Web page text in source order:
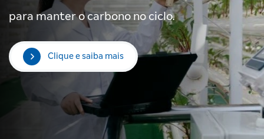
para manter o carbono no ciclo.
Clique e saiba mais